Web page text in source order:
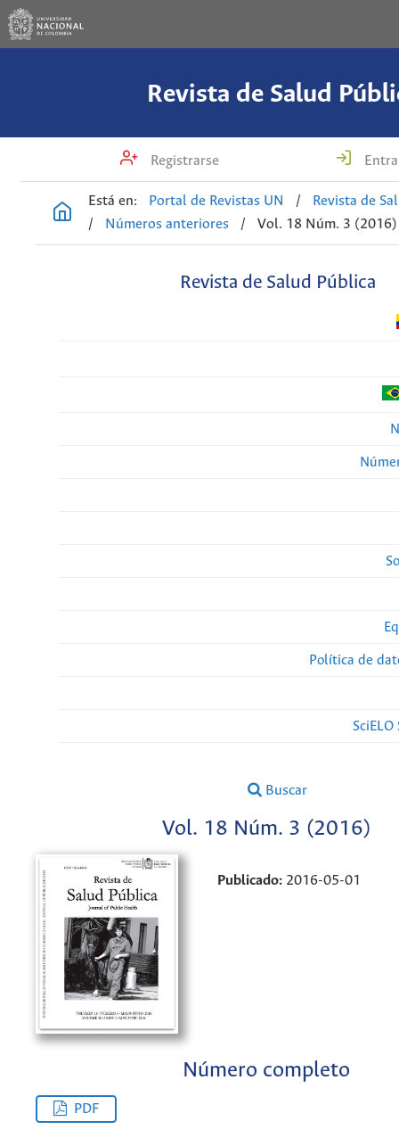
Revista de Salud
Registrarse
Está en: Portal de Revistas UN /
Revista de
/
Números anteriores / Vol. 18 Núm. 3 (2016)
Revista de Salud Pública
Política de
Buscar
Vol. 18 Núm. 3 (2016)
Publicado: 2016-05-01
Número completo
PDF